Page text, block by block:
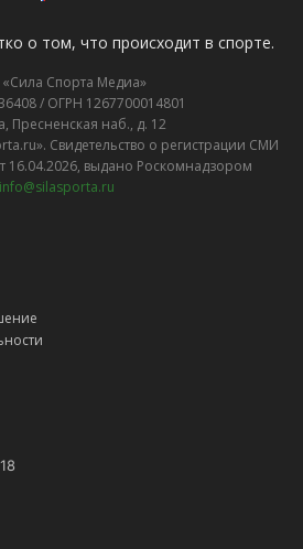
о том, что происходит в спорте.
Спорта Медиа»
/ ОГРН 1267700014801
Пресненская наб., д. 12
Свидетельство о регистрации СМИ
16.04.2026, выдано Роскомнадзором
info@silasporta.ru